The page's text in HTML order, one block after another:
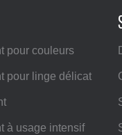
pour couleurs
pour linge délicat
à usage intensif